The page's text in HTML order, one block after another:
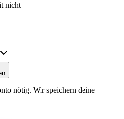
nicht
nötig. Wir speichern deine